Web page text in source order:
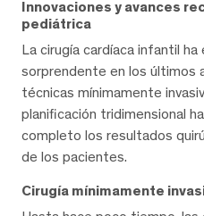
Innovaciones y avances
pediátrica
La cirugía cardíaca infantil
sorprendente en los últimos
técnicas mínimamente
planificación tridimensional
completo los resultados
de los pacientes.
Cirugía mínimamente